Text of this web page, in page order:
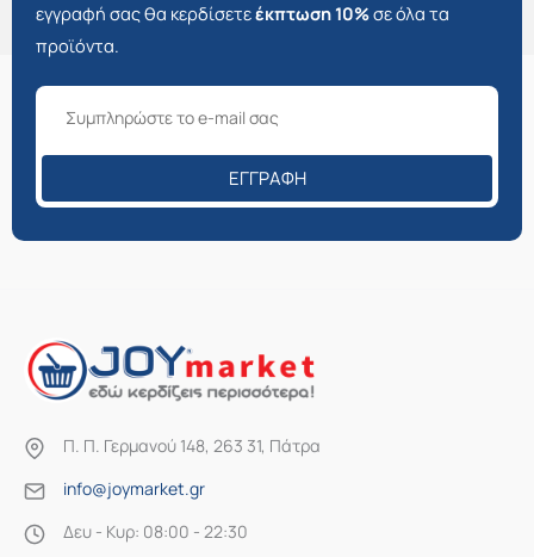
εγγραφή σας θα κερδίσετεέκπτωση 10%σε όλα τα
προϊόντα.
ΕΓΓΡΑΦΉ
Π. Π. Γερμανού 148, 263 31, Πάτρα
info@joymarket.gr
Δευ - Κυρ: 08:00 - 22:30